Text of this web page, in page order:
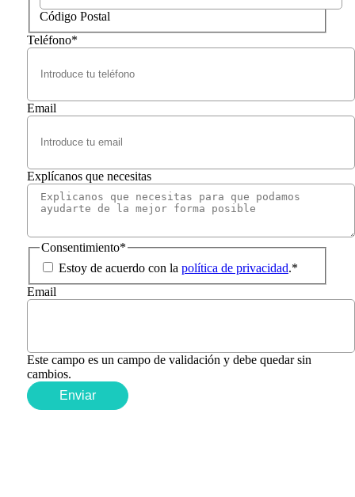
Código Postal
Teléfono*
Email
Explícanos que necesitas
Consentimiento*
Estoy de acuerdo con la política de privacidad.*
Email
Este campo es un campo de validación y debe quedar sin
cambios.